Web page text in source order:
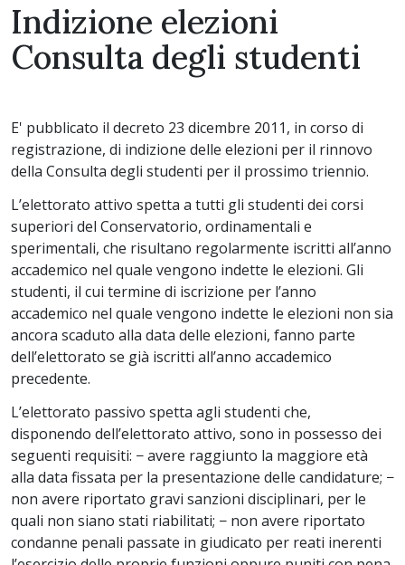
Indizione elezioni
Consulta degli studenti
E' pubblicato il decreto 23 dicembre 2011, in corso di
registrazione, di indizione delle elezioni per il rinnovo
della Consulta degli studenti per il prossimo triennio.
L’elettorato attivo spetta a tutti gli studenti dei corsi
superiori del Conservatorio, ordinamentali e
sperimentali, che risultano regolarmente iscritti all’anno
accademico nel quale vengono indette le elezioni. Gli
studenti, il cui termine di iscrizione per l’anno
accademico nel quale vengono indette le elezioni non sia
ancora scaduto alla data delle elezioni, fanno parte
dell’elettorato se già iscritti all’anno accademico
precedente.
L’elettorato passivo spetta agli studenti che,
disponendo dell’elettorato attivo, sono in possesso dei
seguenti requisiti: − avere raggiunto la maggiore età
alla data fissata per la presentazione delle candidature; −
non avere riportato gravi sanzioni disciplinari, per le
quali non siano stati riabilitati; − non avere riportato
condanne penali passate in giudicato per reati inerenti